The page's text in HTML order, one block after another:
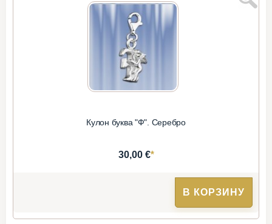
Кулон буква "Ф". Серебро
30,00 €*
В КОРЗИНУ